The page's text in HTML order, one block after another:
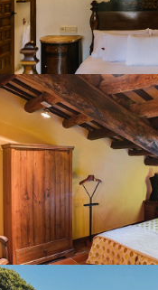
JARDÍ I